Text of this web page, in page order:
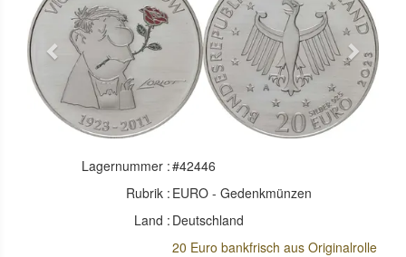
Previous Next
Lagernummer :#42446
Rubrik : EURO - Gedenkmünzen
Land : Deutschland
20 Euro bankfrisch aus Originalrolle